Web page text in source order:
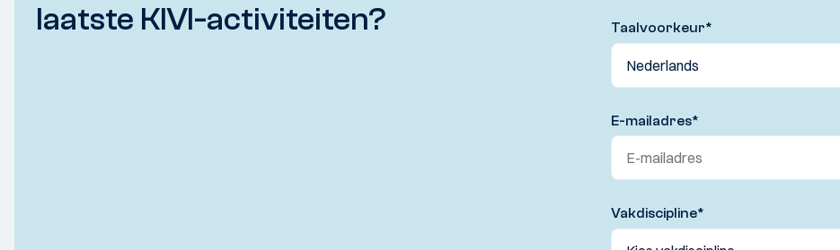
laatste KIVI-activiteiten?
Taalvoorkeur*
E-mailadres*
Vakdiscipline*